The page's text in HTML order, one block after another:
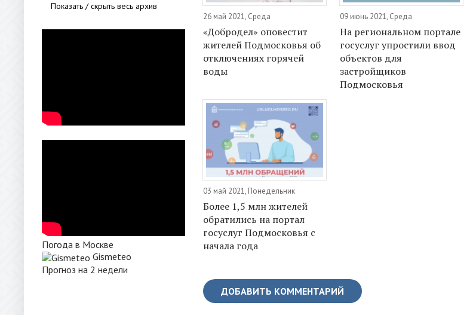
Показать / скрыть весь архив
Погода в Москве
Gismeteo
Прогноз на 2 недели
26 май 2021, Среда
«Добродел» оповестит
жителей Подмосковья об
отключениях горячей
воды
09 июнь 2021, Среда
На региональном портале
госуслуг упростили ввод
объектов для
застройщиков
Подмосковья
03 май 2021, Понедельник
Более 1,5 млн жителей
обратились на портал
госуслуг Подмосковья с
начала года
ДОБАВИТЬ КОММЕНТАРИЙ